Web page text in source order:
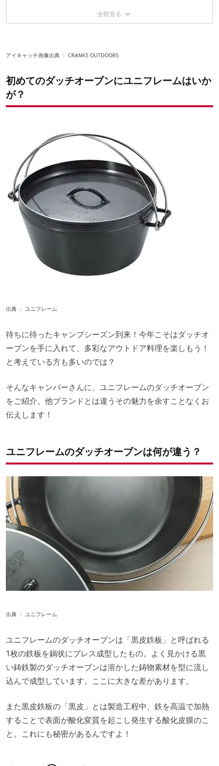
特徴その③ 家庭のキッチンでも安全に上火調理ができ
る！？
ダッチオーブンがさらに快適に！注目の関連製品！
黒皮鉄板製ダッチオーブンの気になる点
初心者でも気軽に使えるダッチオーブン！
アイキャッチ画像出典 ： CRANKS OUTDOORS
初めてのダッチオーブンにユニフレームはいか
が？
出典 ： ユニフレーム
待ちに待ったキャンプシーズン到来！今年こそはダッチオ
ーブンを手に入れて、多彩なアウトドア料理を楽しもう！
と考えている方も多いのでは？
そんなキャンパーさんに、ユニフレームのダッチオーブン
をご紹介。他ブランドとは違うその魅力を余すことなくお
伝えします！
ユニフレームのダッチオーブンは何が違う？
出典 ： ユニフレーム
ユニフレームのダッチオーブンは「黒皮鉄板」と呼ばれる
1枚の鉄板を鍋状にプレス成型したもの。よく見かける黒
い鋳鉄製のダッチオーブンは溶かした鋳物素材を型に流し
込んで成型しています。ここに大きな差があります。
また黒皮鉄板の「黒皮」とは製造工程中、鉄を高温で加熱
することで表面が酸化変質を起こし発生する酸化皮膜のこ
と。これにも秘密があるんですよ！